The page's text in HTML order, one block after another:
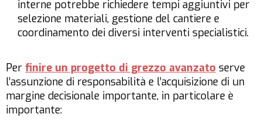
interne potrebbe richiedere tempi aggiuntivi per
selezione materiali, gestione del cantiere e
coordinamento dei diversi interventi specialistici.
Per finire un progetto di grezzo avanzato serve
l’assunzione di responsabilità e l’acquisizione di un
margine decisionale importante, in particolare è
importante: